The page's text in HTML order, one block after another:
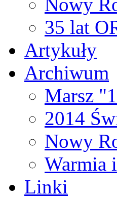
35 lat
Artykuły
Archiwum
Marsz
2014
Nowy
Warmia
Linki